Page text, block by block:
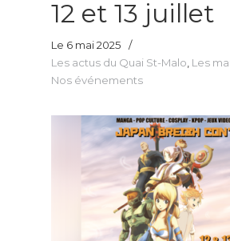
12 et 13 juillet
Le 6 mai 2025
/
Les actus du Quai St-Malo Les
Nos événements